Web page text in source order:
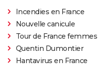
Incendies en France
Nouvelle canicule
Tour de France femmes
Quentin Dumontier
Hantavirus en France